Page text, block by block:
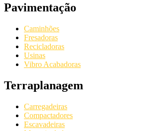
Pavimentação
Caminhões
Fresadoras
Recicladoras
Usinas
Vibro Acabadoras
Terraplanagem
Carregadeiras
Compactadores
Escavadeiras